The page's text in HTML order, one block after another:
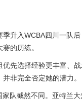
升入WCBA四川一队
的历练。
先选择经验更丰富、
非完全否定她的潜力。
队截然不同。亚特兰